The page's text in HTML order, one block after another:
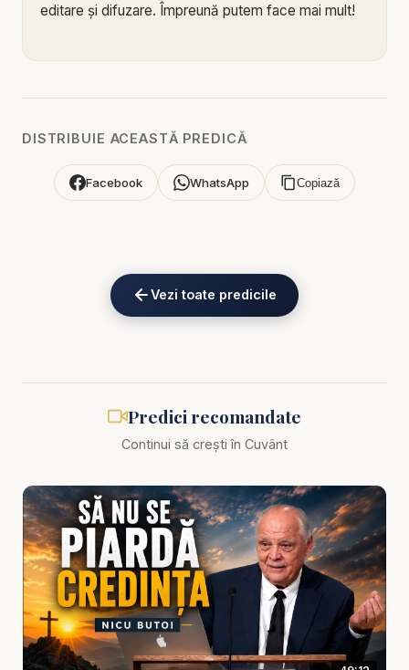
editare și difuzare. Împreună putem face mai mult!
🌐 Sau pe:https://BIBLIAZILNICA.RO
Alătură-te acestui canal pentru a primi acces la
Predici Nicu Butoi - Unde ești, Doamne? - predici
naște în suflet atunci când durerea devine prea
grea, rugăciunile par fără răspuns, iar cerul pare
tăcut. În această predică creștină, Nicu Butoi
aduce un mesaj pentru cei care trec prin încercări
și se întreabă dacă Dumnezeu îi mai vede, îi mai
aude și mai lucrează în viața lor.
DISTRIBUIE ACEASTĂ PREDICĂ
Facebook WhatsApp Copiază
Vezi toate predicile
Predici recomandate
Continui să crești în Cuvânt